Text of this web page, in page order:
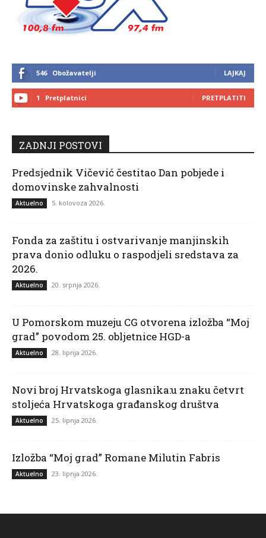
546 Obožavatelji LAJKAJ
1 Pretplatnici PRETPLATITI
ZADNJI POSTOVI
Predsjednik Vičević čestitao Dan pobjede i
domovinske zahvalnosti
Aktuelno 5. kolovoza 2026.
Fonda za zaštitu i ostvarivanje manjinskih
prava donio odluku o raspodjeli sredstava za
2026.
Aktuelno 20. srpnja 2026.
U Pomorskom muzeju CG otvorena izložba “Moj
grad” povodom 25. obljetnice HGD-a
Aktuelno 28. lipnja 2026.
Novi broj Hrvatskoga glasnika:u znaku četvrt
stoljeća Hrvatskoga građanskog društva
Aktuelno 25. lipnja 2026.
Izložba “Moj grad” Romane Milutin Fabris
Aktuelno 23. lipnja 2026.